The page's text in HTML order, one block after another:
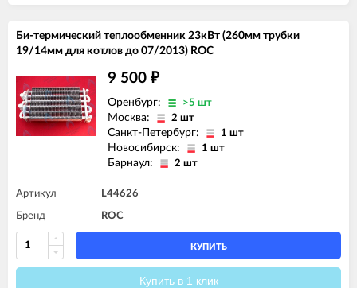
Би-термический теплообменник 23кВт (260мм трубки
19/14мм для котлов до 07/2013) ROC
9 500 ₽
Оренбург: >5 шт
Москва: 2 шт
Санкт-Петербург: 1 шт
Новосибирск: 1 шт
Барнаул: 2 шт
Артикул L44626
Бренд ROC
КУПИТЬ
Купить в 1 клик